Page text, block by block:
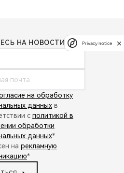
НА НОВОСТИ:
на обработку
данных в
с политикой в
обработки
данных*
на рекламную
*
Privacy notice